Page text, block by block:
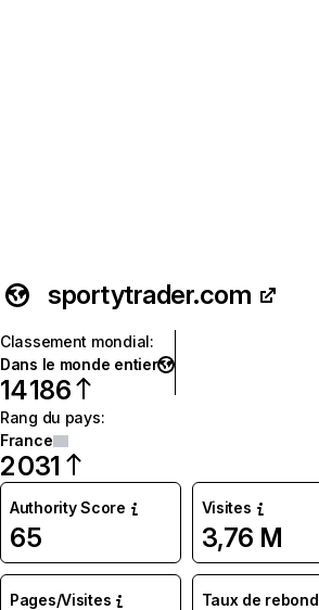
sportytrader.com
Classement mondial:
Dans le monde entier
14 186
Rang du pays:
France
2 031
Authority Score
65
Visites
3,76 M
Pages/Visites Taux de rebond